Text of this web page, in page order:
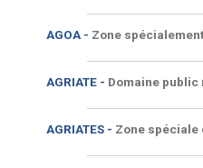
AGOA - Zone
AGRIATE - Domaine
AGRIATES - Zone spéciale